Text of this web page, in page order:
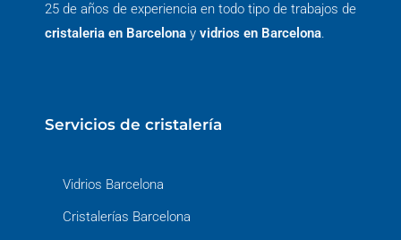
25 de años de experiencia en todo tipo de trabajos de
cristaleria en Barcelona y vidrios en Barcelona.
Servicios de cristalería
Vidrios Barcelona
Cristalerías Barcelona